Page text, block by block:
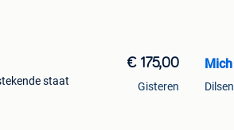
staat
€ 175,00
Gisteren
Mich
Dilsen